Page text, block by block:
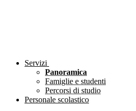
Servizi
Panoramica
Famiglie e studenti
Percorsi di studio
Personale scolastico